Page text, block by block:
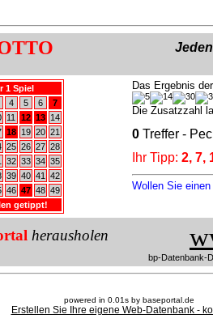
1 Spiel
4 5 6
7
11 12 13
14
18 19 20 21
25 26 27 28
32 33 34 35
39 40 41
42
46 47 48 49
getippt!
Das Ergebnis
Die Zusatzzahl
0 Treffer -
Ihr Tipp: 2, 7,
Wollen Sie
herausholen
bp-Datenbank-
powered in 0.01s by baseportal.de
Erstellen Sie Ihre eigene Web-Datenbank -